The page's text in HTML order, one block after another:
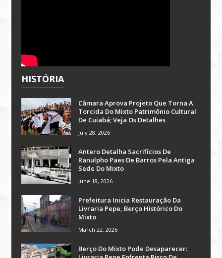
HISTÓRIA
Câmara Aprova Projeto Que Torna A
Torcida Do Mixto Patrimônio Cultural
De Cuiabá; Veja Os Detalhes
July 28, 2026
Antero Detalha Sacrifícios De
Ranulpho Paes De Barros Pela Antiga
Sede Do Mixto
June 18, 2026
Prefeitura Inicia Restauração Da
Livraria Pepe, Berço Histórico Do
Mixto
March 22, 2026
Berço Do Mixto Pode Desaparecer: